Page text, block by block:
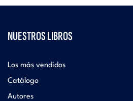
NUESTROS LIBROS
Los más vendidos
Catálogo
Autores